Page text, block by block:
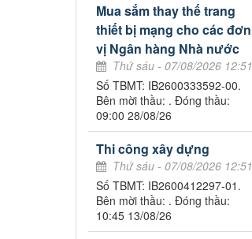
Mua sắm thay thế trang
thiết bị mạng cho các đơn
vị Ngân hàng Nhà nước
Thứ sáu - 07/08/2026 12:51
Số TBMT: IB2600333592-00.
Bên mời thầu: . Đóng thầu:
09:00 28/08/26
Thi công xây dựng
Thứ sáu - 07/08/2026 12:51
Số TBMT: IB2600412297-01.
Bên mời thầu: . Đóng thầu:
10:45 13/08/26